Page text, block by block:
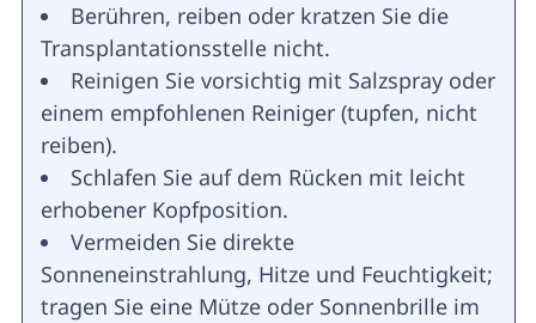
Berühren, reiben oder kratzen Sie die
Transplantationsstelle nicht.
Reinigen Sie vorsichtig mit Salzspray oder
einem empfohlenen Reiniger (tupfen, nicht
reiben).
Schlafen Sie auf dem Rücken mit leicht
erhobener Kopfposition.
Vermeiden Sie direkte
Sonneneinstrahlung, Hitze und Feuchtigkeit;
tragen Sie eine Mütze oder Sonnenbrille im